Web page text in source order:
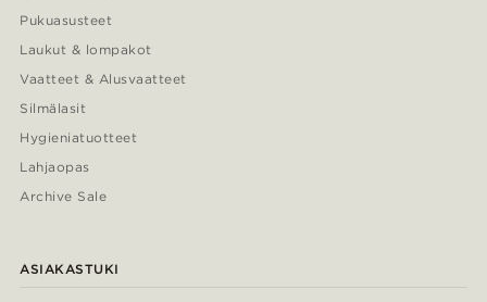
Pukuasusteet
Laukut & lompakot
Vaatteet & Alusvaatteet
Silmälasit
Hygieniatuotteet
Lahjaopas
Archive Sale
ASIAKASTUKI